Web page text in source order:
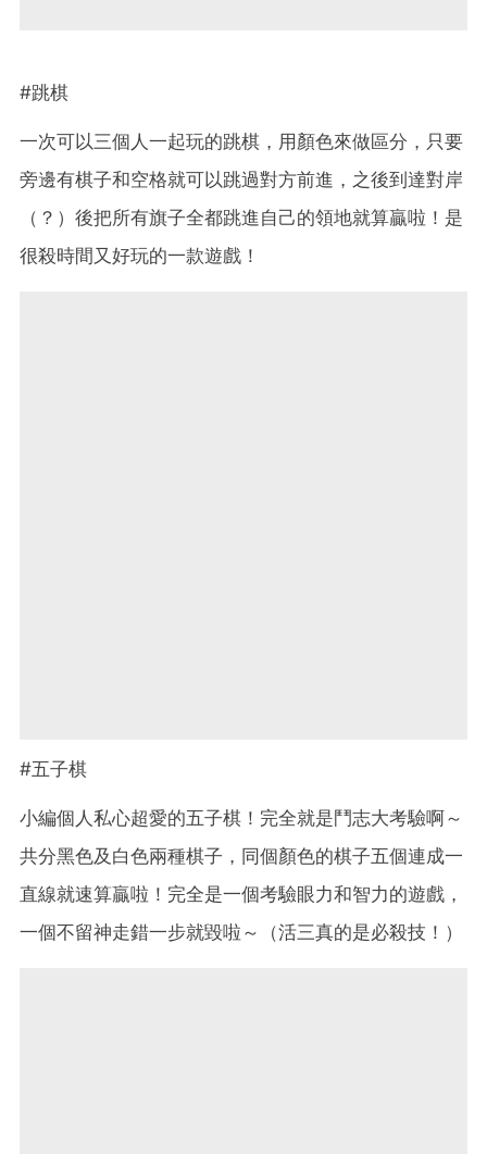
#跳棋
一次可以三個人一起玩的跳棋，用顏色來做區分，只要
旁邊有棋子和空格就可以跳過對方前進，之後到達對岸
（？）後把所有旗子全都跳進自己的領地就算贏啦！是
很殺時間又好玩的一款遊戲！
#五子棋
小編個人私心超愛的五子棋！完全就是鬥志大考驗啊～
共分黑色及白色兩種棋子，同個顏色的棋子五個連成一
直線就速算贏啦！完全是一個考驗眼力和智力的遊戲，
一個不留神走錯一步就毀啦～（活三真的是必殺技！）